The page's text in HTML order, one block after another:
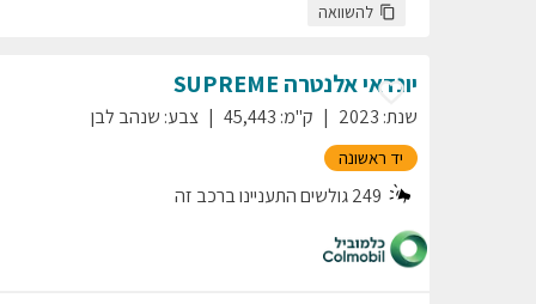
להשוואה
יונדאיאלנטרה SUPREME
שנת:
2023 ק"מ:
45,443 צבע: שנהב לבן
יד ראשונה
249גולשים התעניינו ברכב זה